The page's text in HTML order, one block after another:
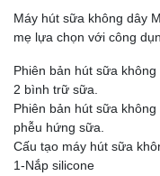
Máy hút sữa không dây
mẹ lựa chọn với công
Phiên bản hút sữa
2 bình trữ sữa.
Phiên bản hút sữa
phễu hứng sữa.
Cấu tạo máy hút sữa
1-Nắp silicone